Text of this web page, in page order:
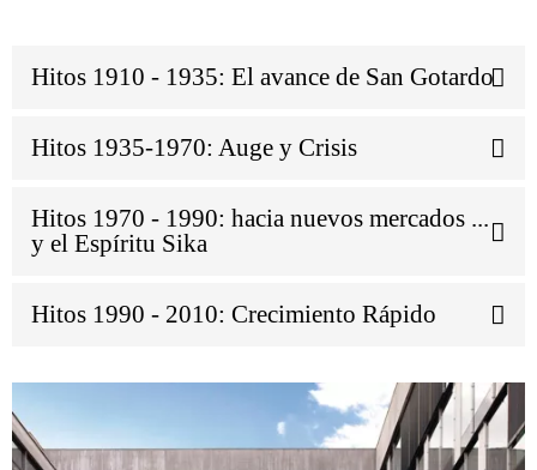
Hitos 1910 - 1935: El avance de San Gotardo
Hitos 1935-1970: Auge y Crisis
Hitos 1970 - 1990: hacia nuevos mercados ...
y el Espíritu Sika
Hitos 1990 - 2010: Crecimiento Rápido